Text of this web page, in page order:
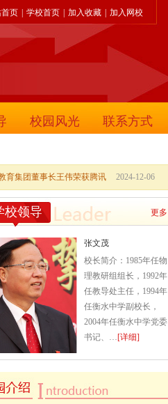
首页 学校首页 加入收藏 加入网校
校园风光 联系方式
2024-12-06
育集团董事长王伟荣获腾讯
校领导 更多
张文茂
校长简介：1985年任物
理教研组组长，1992年
任教导处主任，1994年
任衡水中学副校长，
2004年任衡水中学党委
书记、…[详细]